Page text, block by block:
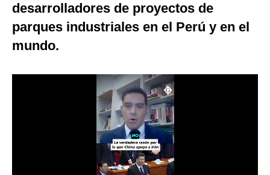
Internacional
Tecnología
Club del Suscriptor
desarrolladores de proyectos de
parques industriales en el Perú y en el
mundo.